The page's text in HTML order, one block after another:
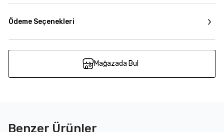
Ödeme Seçenekleri
Mağazada Bul
Benzer Ürünler